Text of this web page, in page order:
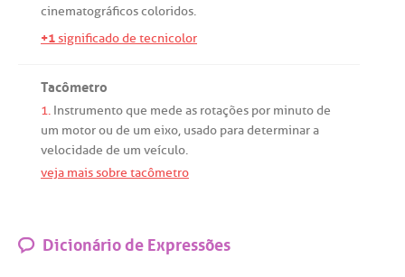
cinematográficoscoloridos.
+1significado de tecnicolor
Tacômetro
1. Instrumentoque mede as rotações por minutode
um motorou de um eixo, usado paradeterminara
velocidade de um veículo.
veja mais sobre tacômetro
Dicionário de Expressões